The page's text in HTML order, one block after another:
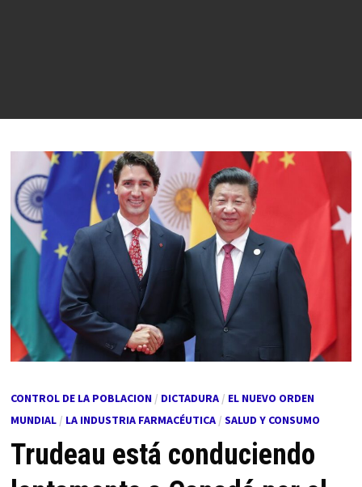
CONTROL DE LA POBLACION/ DICTADURA/ EL NUEVO ORDEN
MUNDIAL/ LA INDUSTRIA FARMACÉUTICA/ SALUD Y CONSUMO
Trudeau está conduciendo